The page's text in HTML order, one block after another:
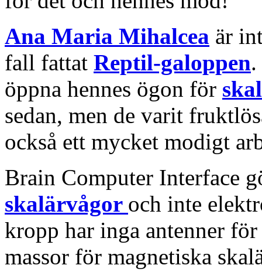
Ana Maria Mihalcea är
fall fattat Reptil-galoppen
öppna hennes ögon för
sedan, men de varit
också ett mycket modigt
Brain Computer Interface
skalärvågor och inte
kropp har inga antenner
massor för magnetiska